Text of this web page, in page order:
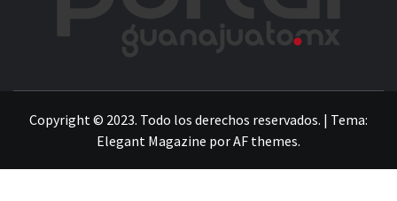
Copyright © 2023. Todo los derechos reservados. | Tema:
Elegant Magazine porAF themes.